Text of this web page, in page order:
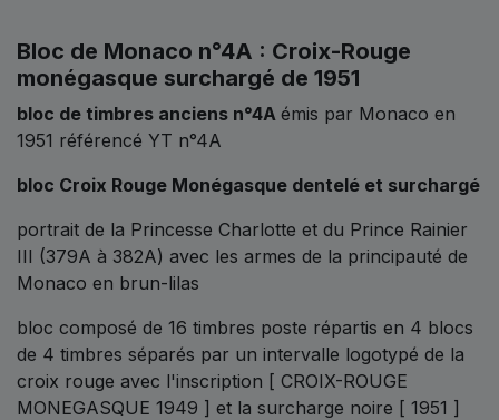
Bloc de Monaco n°4A : Croix-Rouge
monégasque surchargé de 1951
bloc de timbres anciens n°4A émis par Monaco en
1951 référencé YT n°4A
bloc Croix Rouge Monégasque dentelé et surchargé
portrait de la Princesse Charlotte et du Prince Rainier
III (379A à 382A) avec les armes de la principauté de
Monaco en brun-lilas
bloc composé de 16 timbres poste répartis en 4 blocs
de 4 timbres séparés par un intervalle logotypé de la
croix rouge avec l'inscription [ CROIX-ROUGE
MONEGASQUE 1949 ] et la surcharge noire [ 1951 ]